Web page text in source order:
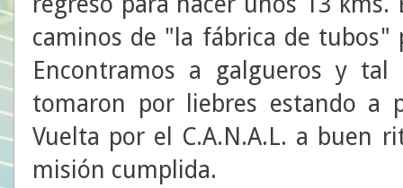
caminos de "la fábrica de tubos"
Encontramos a galgueros y
tomaron por liebres estando a
Vuelta por el C.A.N.A.L. a buen
misión cumplida.